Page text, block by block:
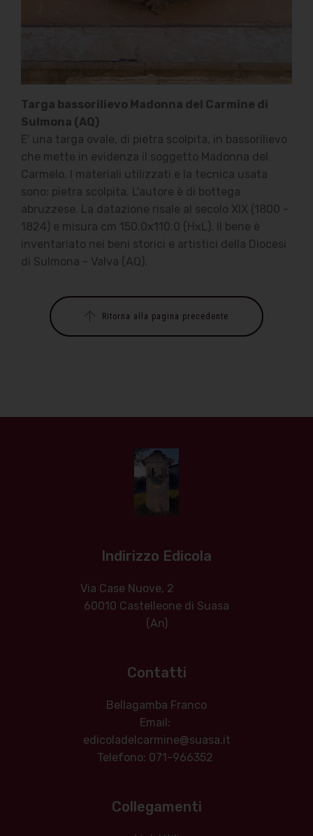
Targa bassorilievo Madonna del Carmine di
Sulmona (AQ)
E' una targa ovale, di pietra scolpita, in bassorilievo
che mette in evidenza il soggetto Madonna del
Carmelo. I materiali utilizzati e la tecnica usata
sono: pietra scolpita. L'autore è di bottega
abruzzese. La datazione risale al secolo XIX (1800 -
1824) e misura cm 150.0x110.0 (HxL). Il bene è
inventariato nei beni storici e artistici della Diocesi
di Sulmona - Valva (AQ).
Ritorna alla pagina precedente
Indirizzo Edicola
Via Case Nuove, 2
60010 Castelleone di Suasa
(An)
Contatti
Bellagamba Franco
Email:
edicoladelcarmine@suasa.it
Telefono: 071-966352
Collegamenti